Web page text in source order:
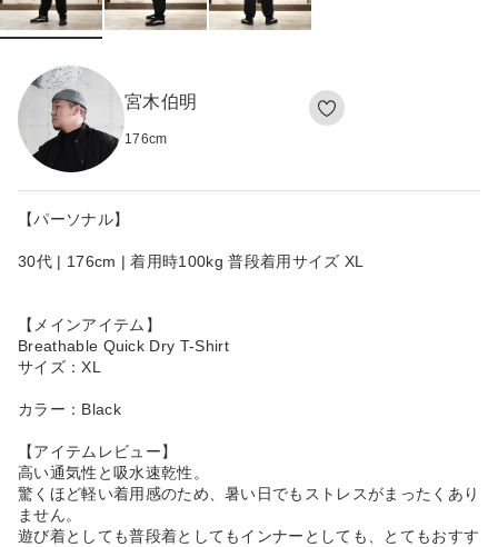
宮木伯明
176cm
【パーソナル】
30代 | 176cm | 着用時100kg 普段着用サイズ XL
【メインアイテム】
Breathable Quick Dry T-Shirt
サイズ：XL
カラー：Black
【アイテムレビュー】
高い通気性と吸水速乾性。
驚くほど軽い着用感のため、暑い日でもストレスがまったくあり
ません。
遊び着としても普段着としてもインナーとしても、とてもおすす